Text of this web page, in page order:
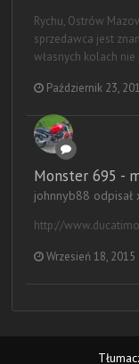
Rychu, Ostrów
sprzedawca jest
własnych kolach
Październik 23,
Monster 695 -
johnnyb88
http://
Wrzesień 18, 2015